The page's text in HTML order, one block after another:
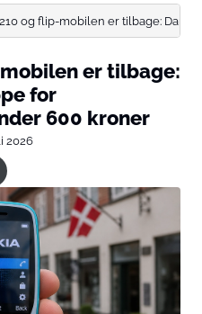
og flip-mobilen er tilbage:
er tilbage:
for
600 kroner
2026